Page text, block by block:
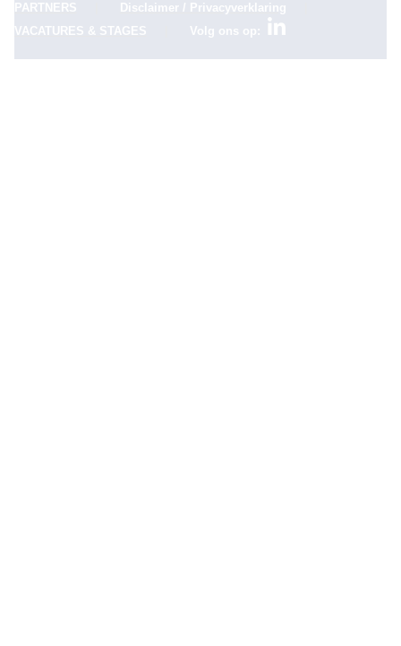
PARTNERS Disclaimer / Privacyverklaring
VACATURES & STAGES Volg ons op: